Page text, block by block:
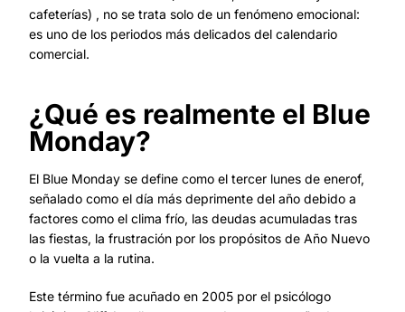
cafeterías) , no se trata solo de un fenómeno emocional:
es uno de los periodos más delicados del calendario
comercial.
¿Qué es realmente el Blue
Monday?
El Blue Monday se define como el tercer lunes de enerof,
señalado como el día más deprimente del año debido a
factores como el clima frío, las deudas acumuladas tras
las fiestas, la frustración por los propósitos de Año Nuevo
o la vuelta a la rutina.
Este término fue acuñado en 2005 por el psicólogo